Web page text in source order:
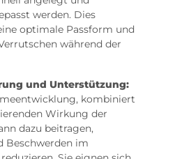
werden. Dies
optimale Passform und
während der
und Unterstützung:
kombiniert
Wirkung der
dazu beitragen,
Beschwerden im